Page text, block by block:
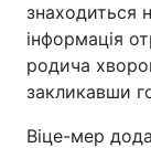
знаходиться
інформація
родича
закликавши
Віце-мер